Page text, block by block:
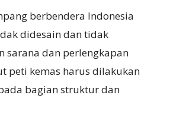
berbendera Indonesia
didesain dan tidak
sarana dan perlengkapan
peti kemas harus dilakukan
bagian struktur dan